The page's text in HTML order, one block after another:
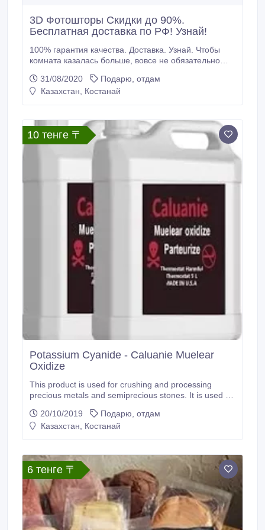
3D Фотошторы Скидки до 90%.
Бесплатная доставка по РФ! Узнай!
100% гарантия качества. Доставка. Узнай. Чтобы
комната казалась больше, вовсе не обязательно
выбрать шторы с принтами нейтральных,
пастельных или холодных расцветок. К примеру,
выбором будут полосатые или с другим узором
шторы, включающие нейтральные и пастельные
цвета или нейтральные и холодные цвета.
31/08/2020
Подарю, отдам
Казахстан, Костанай
10 тенге 〒
Potassium Cyanide - Caluanie Muelear
Oxidize
This product is used for crushing and processing
precious metals and semiprecious stones. It is used for
crushing metals in the chemical industry. This
facilitates to break nails with bare hands after a 10-20
20/10/2019
Подарю, отдам
Казахстан, Костанай
6 тенге 〒